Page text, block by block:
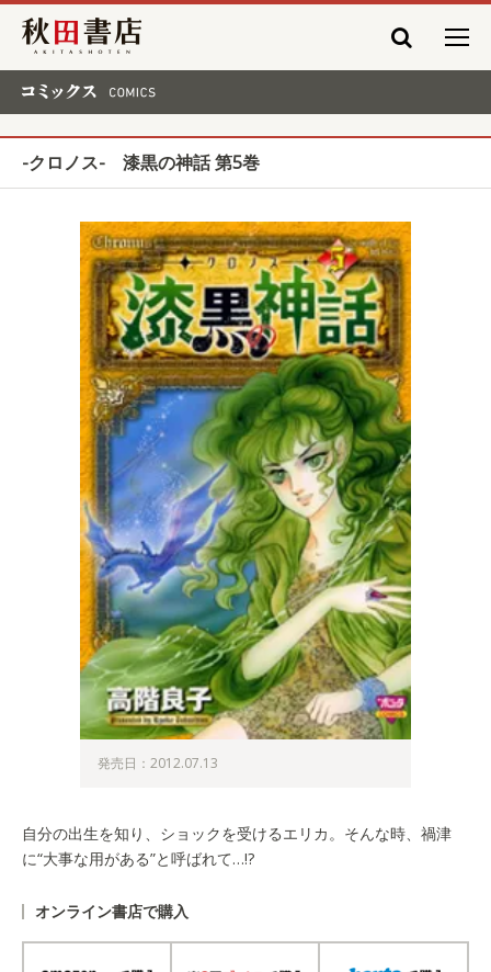
秋田書店
-クロノス- 漆黒の神話 第5巻
発売日：2012.07.13
自分の出生を知り、ショックを受けるエリカ。そんな時、禍津
に“大事な用がある”と呼ばれて…!?
オンライン書店で購入